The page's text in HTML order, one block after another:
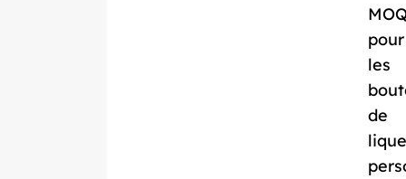
pour
les
de